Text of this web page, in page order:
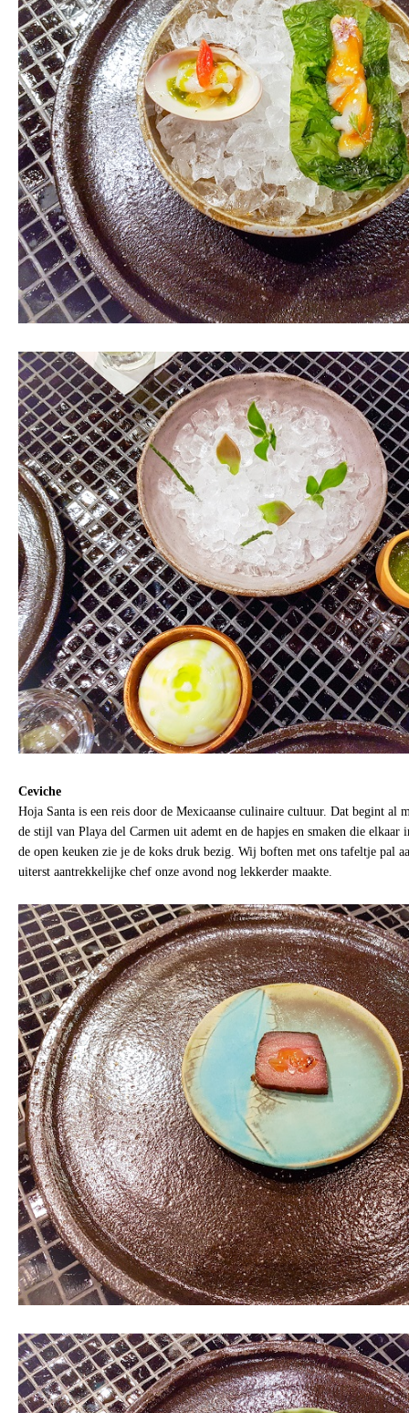
Ceviche
Hoja Santa is een reis door de Mexicaanse culinaire cultuur. Dat begint al
de stijl van Playa del Carmen uit ademt en de hapjes en smaken die
de open keuken zie je de koks druk bezig. Wij boften met ons tafeltje pal
uiterst aantrekkelijke chef onze avond nog lekkerder maakte.